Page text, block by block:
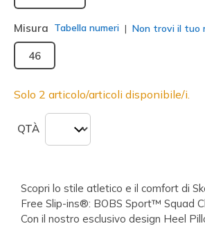
Misura Tabella numeri Non trovi il tuo
46
Solo 2 articolo/articoli disponibile/i.
QTÀ
Scopri lo stile atletico e il comfort di
Free Slip-ins®: BOBS Sport™ Squad
Con il nostro esclusivo design Heel